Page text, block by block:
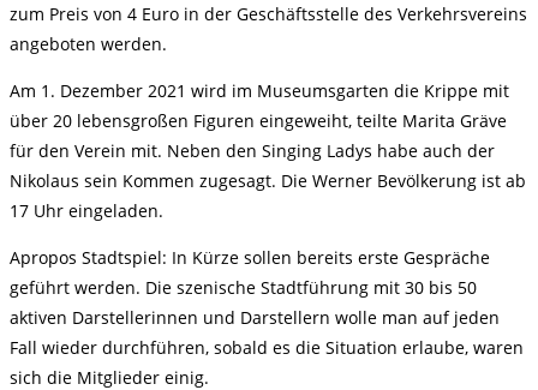
zum Preis von 4 Euro in der Geschäftsstelle des Verkehrsvereins
angeboten werden.
Am 1. Dezember 2021 wird im Museumsgarten die Krippe mit
über 20 lebensgroßen Figuren eingeweiht, teilte Marita Gräve
für den Verein mit. Neben den Singing Ladys habe auch der
Nikolaus sein Kommen zugesagt. Die Werner Bevölkerung ist ab
17 Uhr eingeladen.
Apropos Stadtspiel: In Kürze sollen bereits erste Gespräche
geführt werden. Die szenische Stadtführung mit 30 bis 50
aktiven Darstellerinnen und Darstellern wolle man auf jeden
Fall wieder durchführen, sobald es die Situation erlaube, waren
sich die Mitglieder einig.